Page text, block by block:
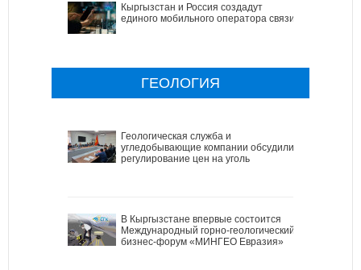
Кыргызстан и Россия создадут
единого мобильного оператора связи
ГЕОЛОГИЯ
Геологическая служба и
угледобывающие компании обсудили
регулирование цен на уголь
В Кыргызстане впервые состоится
Международный горно-геологический
бизнес-форум «МИНГЕО Евразия»